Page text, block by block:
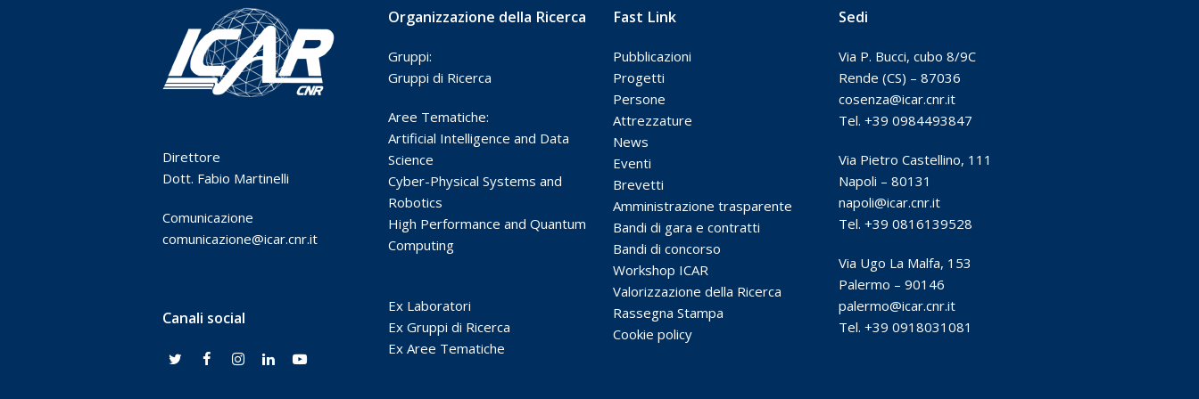
Direttore
Dott. Fabio Martinelli
Comunicazione
comunicazione@icar.cnr.it
Canali social
Organizzazione della Ricerca
Gruppi:
Gruppi di Ricerca
Aree Tematiche:
Artificial Intelligence and Data
Science
Cyber-Physical Systems and
Robotics
High Performance and Quantum
Computing
Ex Laboratori
Ex Gruppi di Ricerca
Ex Aree Tematiche
Fast Link
Pubblicazioni
Progetti
Persone
Attrezzature
News
Eventi
Brevetti
Amministrazione trasparente
Bandi di gara e contratti
Bandi di concorso
Workshop ICAR
Valorizzazione della Ricerca
Rassegna Stampa
Cookie policy
Sedi
Via P. Bucci, cubo 8/9C
Rende (CS) – 87036
cosenza@icar.cnr.it
Tel. +39 0984493847
Via Pietro Castellino, 111
Napoli – 80131
napoli@icar.cnr.it
Tel. +39 0816139528
Via Ugo La Malfa, 153
Palermo – 90146
palermo@icar.cnr.it
Tel. +39 0918031081